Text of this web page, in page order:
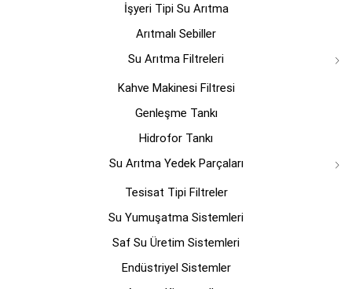
İşyeri Tipi Su Arıtma
Arıtmalı Sebiller
Su Arıtma Filtreleri
Kahve Makinesi Filtresi
Genleşme Tankı
Hidrofor Tankı
Su Arıtma Yedek Parçaları
Tesisat Tipi Filtreler
Su Yumuşatma Sistemleri
Saf Su Üretim Sistemleri
Endüstriyel Sistemler